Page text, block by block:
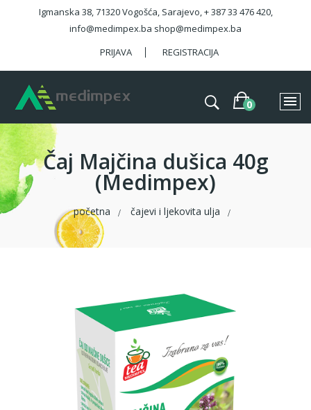
Igmanska 38, 71320 Vogošća, Sarajevo, + 387 33 476 420,
info@medimpex.ba shop@medimpex.ba
PRIJAVA
REGISTRACIJA
Čaj Majčina dušica 40g
(Medimpex)
početna čajevi i ljekovita ulja